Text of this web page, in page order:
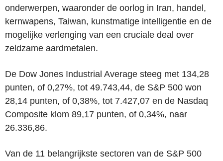
onderwerpen, waaronder de oorlog in Iran, handel,
kernwapens, Taiwan, kunstmatige intelligentie en de
mogelijke verlenging van een cruciale deal over
zeldzame aardmetalen.
De Dow Jones Industrial Average steeg met 134,28
punten, of 0,27%, tot 49.743,44, de S&P 500 won
28,14 punten, of 0,38%, tot 7.427,07 en de Nasdaq
Composite klom 89,17 punten, of 0,34%, naar
26.336,86.
Van de 11 belangrijkste sectoren van de S&P 500